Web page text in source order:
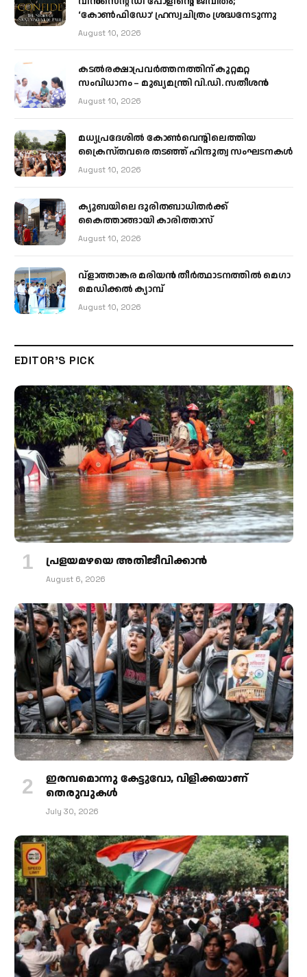
‘കോൺഫിഡോ’ ഹ്രസ്വചിത്രം ശ്രദ്ധനേടുന്നു
August 10, 2026
കടല്‍രക്ഷാപ്രവര്‍ത്തനത്തിന് കുറ്റമറ്റ
സംവിധാനം – മുഖ്യമന്ത്രി വി.ഡി. സതീശന്‍
August 10, 2026
മധ്യപ്രദേശിൽ കോൺവെന്റിലെത്തിയ
ക്രൈസ്തവരെ തടഞ്ഞ് ഹിന്ദുത്വ സംഘടനകൾ
August 10, 2026
ക്യൂബയിലെ ദുരിതബാധിതർക്ക്
കൈത്താങ്ങായി കാരിത്താസ്
August 10, 2026
വ്ളാത്താങ്കര മരിയൻ തീർത്ഥാടനത്തിൽ മെഗാ
മെഡിക്കൽ ക്യാമ്പ്
August 10, 2026
EDITOR'S PICK
പ്രളയമഴയെ അതിജീവിക്കാന്‍
August 6, 2026
ഇരമ്പമൊന്നു കേട്ടുവോ, വിളിക്കയാണ്
തെരുവുകള്‍
July 30, 2026